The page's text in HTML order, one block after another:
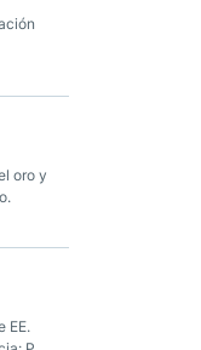
oro y
EE.